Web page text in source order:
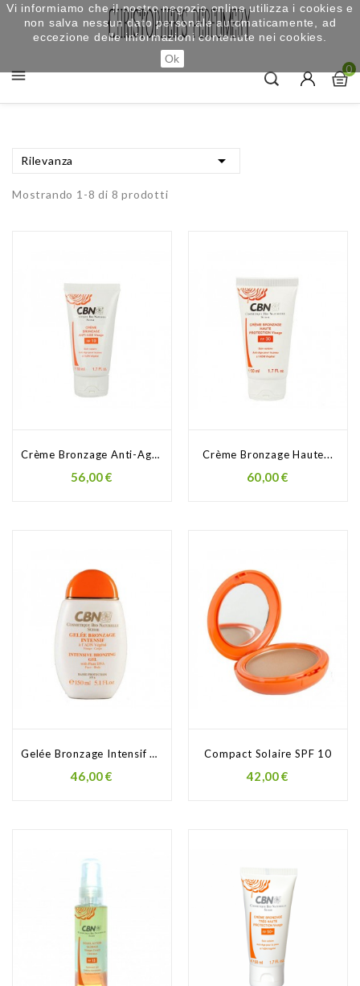
 0
Rilevanza 
Mostrando 1-8 di 8 prodotti
Crème Bronzage Anti-Age...
56,00 €
Crème Bronzage Haute...
60,00 €
Gelée Bronzage Intensif SPF 6
46,00 €
Compact Solaire SPF 10
42,00 €
Vi informiamo che il nostro negozio online utilizza i cookies e
non salva nessun dato personale automaticamente, ad
eccezione delle informazioni contenute nei cookies.
Ok